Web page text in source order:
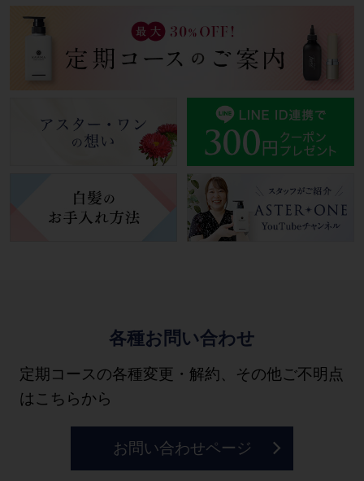
各種お問い合わせ
定期コースの各種変更・解約、その他ご不明点
はこちらから
お問い合わせページ